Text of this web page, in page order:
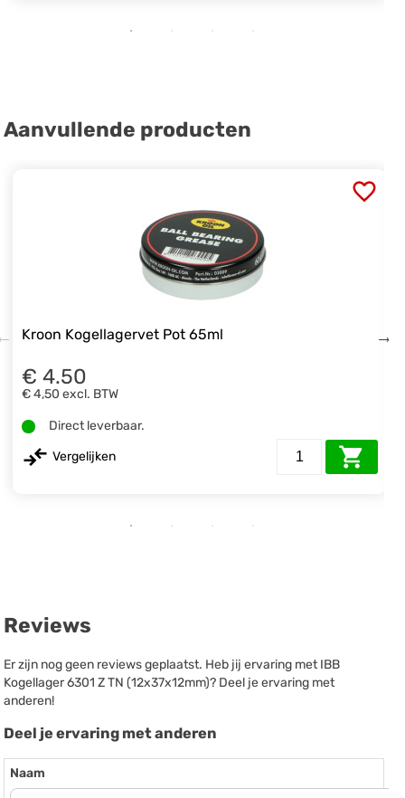
Aanvullende producten
Kroon Kogellagervet Pot 65ml
€ 4.50
€ 4,50 excl. BTW
Direct leverbaar.
Vergelijken
Reviews
Er zijn nog geen reviews geplaatst. Heb jij ervaring met IBB
Kogellager 6301 Z TN (12x37x12mm)? Deel je ervaring met
anderen!
Deel je ervaring met anderen
Naam